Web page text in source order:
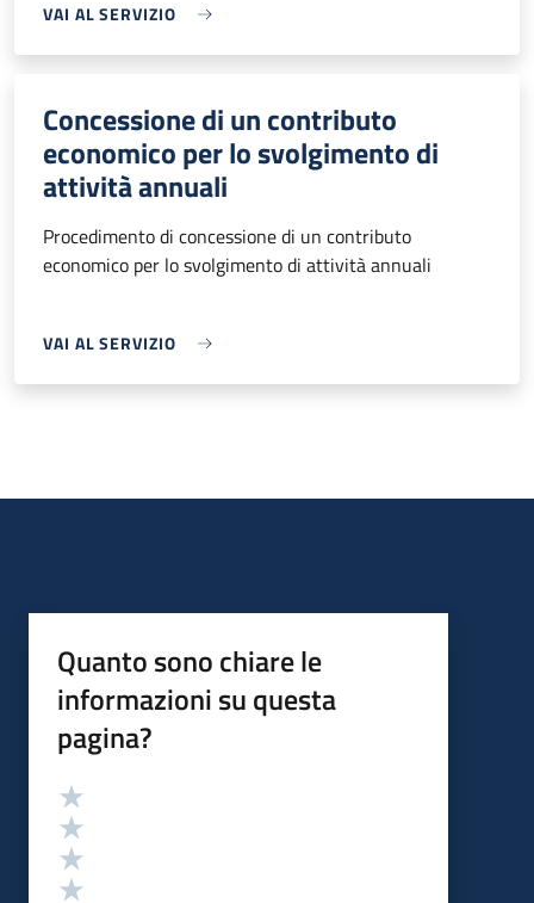
VAI AL SERVIZIO
Concessione di un contributo
economico per lo svolgimento di
attività annuali
Procedimento di concessione di un contributo
economico per lo svolgimento di attività annuali
VAI AL SERVIZIO
Quanto sono chiare le
informazioni su questa
pagina?
Valutazione